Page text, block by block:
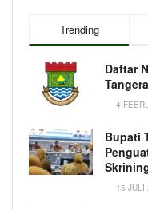
Trending
Daftar
4
Bupati
15 JULI